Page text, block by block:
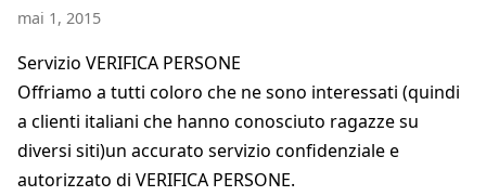
mai 1, 2015
Servizio VERIFICA PERSONE
Offriamo a tutti coloro che ne sono interessati (quindi
a clienti italiani che hanno conosciuto ragazze su
diversi siti)un accurato servizio confidenziale e
autorizzato di VERIFICA PERSONE.